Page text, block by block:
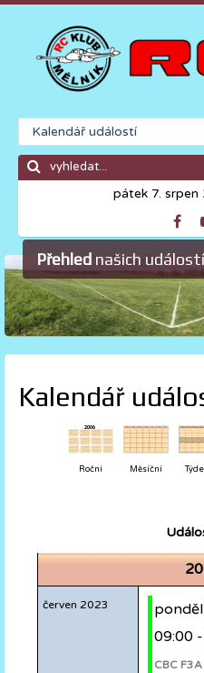
pátek 7. srpen
Přehled našich událostí
Kalendář
Roční Měsíční
červen 2023
09:00
CBC